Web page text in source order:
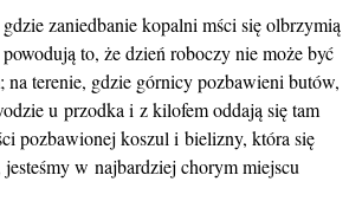
gdzie zaniedbanie kopalni mści się olbrzymią
to, że dzień roboczy nie może być
na terenie, gdzie górnicy pozbawieni butów,
u przodka i z kilofem oddają się tam
pozbawionej koszul i bielizny, która się
w najbardziej chorym miejscu